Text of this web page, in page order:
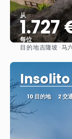
从
1.727
每位
目的地吉隆坡 · 马
Insolito
10 目的地 2 交